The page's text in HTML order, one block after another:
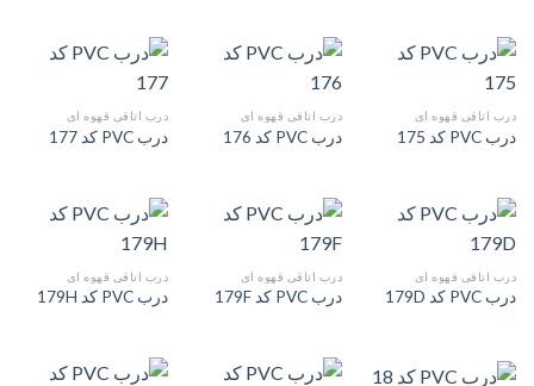
درب اتاقی قهوه ای
درب PVC کد 175
درب اتاقی قهوه ای
درب PVC کد 176
درب اتاقی قهوه ای
درب PVC کد 177
درب اتاقی قهوه ای
درب PVC کد 179D
درب اتاقی قهوه ای
درب PVC کد 179F
درب اتاقی قهوه ای
درب PVC کد 179H